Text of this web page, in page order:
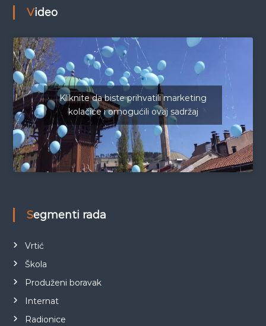
Video
Kliknite da biste prihvatili marketing
kolačiće i omogućili ovaj sadržaj
Segmenti rada
Vrtić
Škola
Produženi boravak
Internat
Radionice